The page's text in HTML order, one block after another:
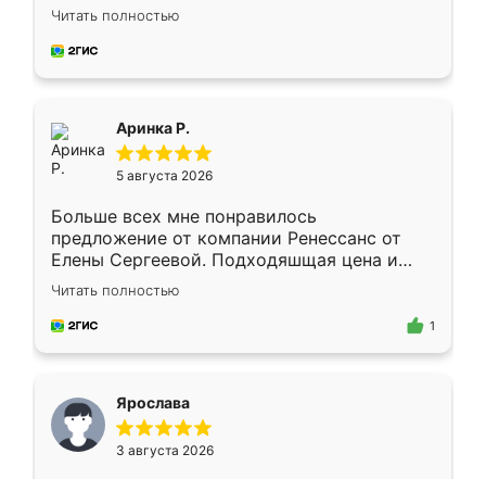
Замерщик приехал в субботу, подошёл к
делу со всей ответственностью. Собрали
за день, ребята работали аккуратно, даже
Читать полностью
Аринка Р.
5 августа 2026
Больше всех мне понравилось
предложение от компании Ренессанс от
Елены Сергеевой. Подходяшщая цена и
короткие сроки изготовления. Приехавший
для замера сотрудник Владислав
предложил по моему эскизу самый
Читать полностью
1
Ярослава
3 августа 2026